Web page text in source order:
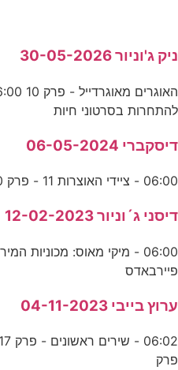
ניק ג'וניור 30-05-2026
להתחרות בסרטוני חיות
דיסקברי 06-05-2024
06:00 - ציידי האוצרות 11 - פרק 10 07:00 - השיפוצניקים 14 -
דיסני ג´וניור 12-02-2023
פיירבאדס
ערוץ בייבי 04-11-2023
פרק